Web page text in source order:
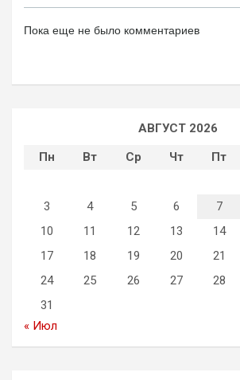
Пока еще не было комментариев
АВГУСТ 2026
Пн
Вт Ср Чт Пт
3
4 5 6 7
10
11 12 13 14
17
18 19 20 21
24
25 26 27 28
31
« Июл